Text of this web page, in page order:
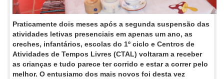
Praticamente dois meses após a segunda suspensão das
atividades letivas presenciais em apenas um ano, as
creches, infantários, escolas do 1º ciclo e Centros de
Atividades de Tempos Livres (CTAL) voltaram a receber
as crianças e tudo parece ter corrido e estar a correr pelo
melhor. O entusiamo dos mais novos foi desta vez